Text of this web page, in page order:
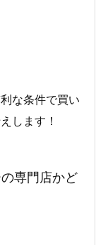
な条件で買い
します！
専門店かど